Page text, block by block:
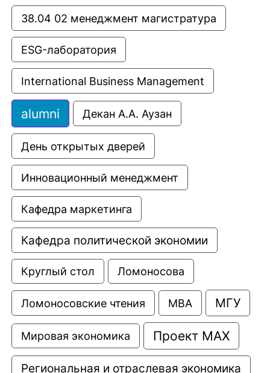
38.04 02 менеджмент магистратура
ESG-лаборатория
International Business Management
alumni Декан А.А. Аузан
День открытых дверей
Инновационный менеджмент
Кафедра маркетинга
Кафедра политической экономии
Круглый стол Ломоносова
Ломоносовские чтения МВА МГУ
Мировая экономика Проект МАХ
Региональная и отраслевая экономика